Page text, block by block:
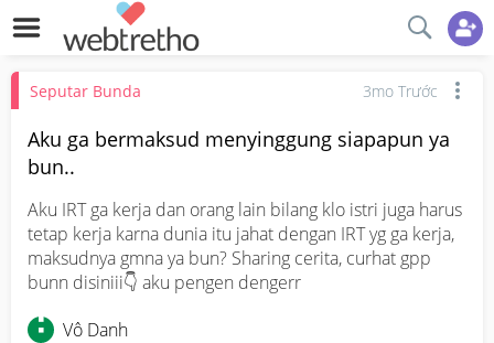
Seputar Bunda 3mo Trước
Aku ga bermaksud menyinggung siapapun ya
bun..
Aku IRT ga kerja dan orang lain bilang klo istri juga harus
tetap kerja karna dunia itu jahat dengan IRT yg ga kerja,
maksudnya gmna ya bun? Sharing cerita, curhat gpp
bunn disiniii👇 aku pengen dengerr
Vô Danh